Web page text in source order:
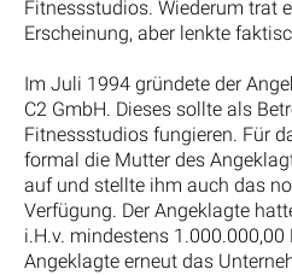
Fitnessstudios. Wiederum trat
Erscheinung, aber lenkte
Im Juli 1994 gründete der
C2 GmbH. Dieses sollte als
Fitnessstudios fungieren. Für
formal die Mutter des
auf und stellte ihm auch das
Verfügung. Der Angeklagte
i.H.v. mindestens
Angeklagte erneut das